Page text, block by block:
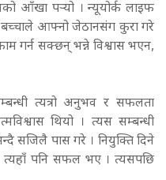
आँखा पर्‍यो । न्यूयोर्क लाइफ
बच्चाले आफ्नो जेठानसंग कुरा गरे
गर्न सक्छन् भन्ने विश्वास भएन,
त्यत्रो अनुभव र सफलता
थियो । त्यस सम्बन्धी
सजिलै पास गरे । नियुक्ति दिने
पनि सफल भए । त्यसपछि